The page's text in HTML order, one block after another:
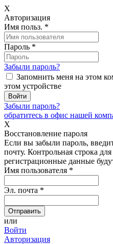
X
Авторизация
Имя польз. *
Пароль *
Забыли пароль?
Запомнить меня на этом
этом устройстве
Забыли пароль?
обратитесь в офис нашей
X
Восстановление пароля
Если вы забыли пароль,
почту. Контрольная строка
регистрационные данные
Имя пользователя *
Эл. почта *
или
Войти
Авторизация